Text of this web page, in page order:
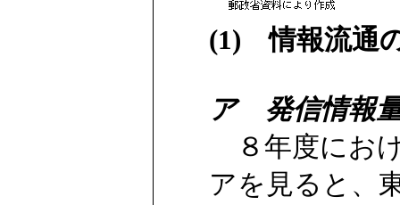
(1) 情報流通
ア 発信情報
８年度にお
アを見ると、